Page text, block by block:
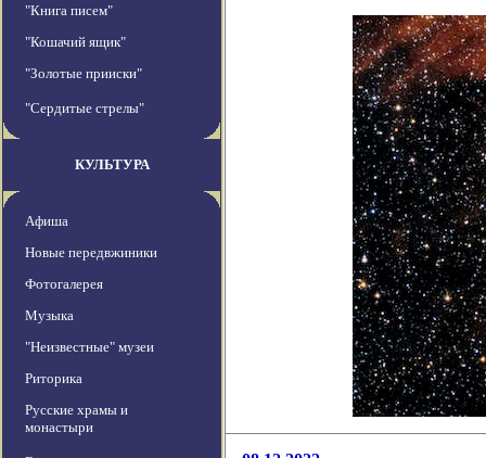
"Книга писем"
"Кошачий ящик"
"Золотые прииски"
"Сердитые стрелы"
КУЛЬТУРА
Афиша
Новые передвжиники
Фотогалерея
Музыка
"Неизвестные" музеи
Риторика
Русские храмы и
монастыри